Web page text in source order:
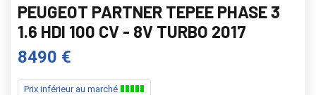
PEUGEOT PARTNER TEPEE PHASE 3
1.6 HDI 100 CV - 8V TURBO 2017
8490 €
Prix inférieur au marché